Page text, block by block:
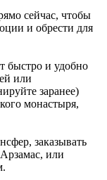
сейчас, чтобы
и обрести для
быстро и удобно
или
заранее)
монастыря,
заказывать
Арзамас, или